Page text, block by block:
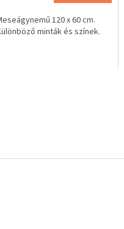
120 x 60 cm.
minták és színek.